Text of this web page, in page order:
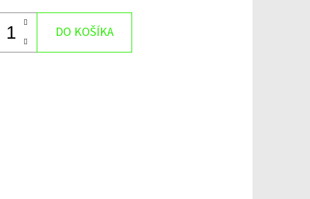
DO KOŠÍKA